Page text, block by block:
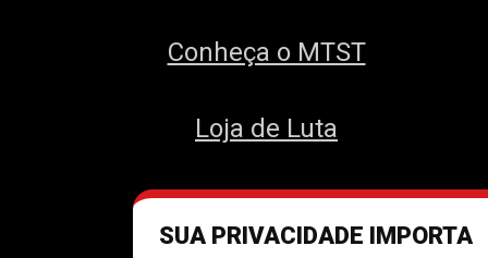
SUA PRIVACIDADE IMPORTA
Conheça o MTST
Loja de Luta